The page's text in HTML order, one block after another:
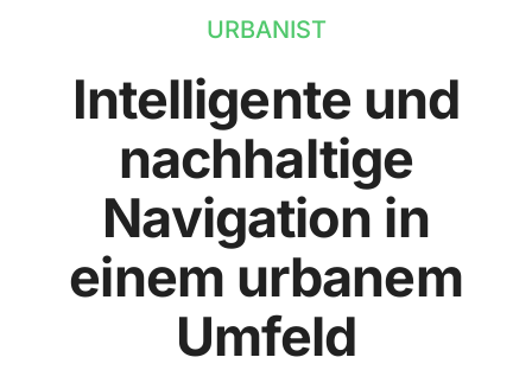
URBANIST
Intelligente und
nachhaltige
Navigation in
einem urbanem
Umfeld